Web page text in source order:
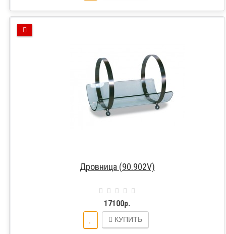
Дровница (90.902V)
17100р.
КУПИТЬ